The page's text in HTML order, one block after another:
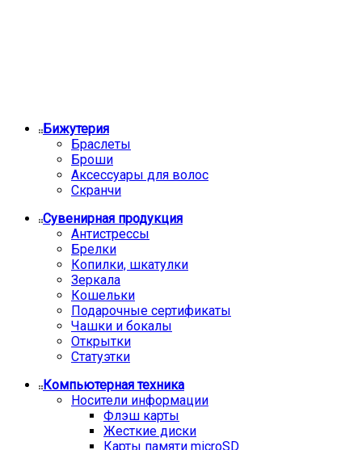
Бижутерия
Браслеты
Броши
Аксессуары для волос
Скранчи
Сувенирная продукция
Антистрессы
Брелки
Копилки, шкатулки
Зеркала
Кошельки
Подарочные сертификаты
Чашки и бокалы
Открытки
Статуэтки
Компьютерная техника
Носители информации
Флэш карты
Жесткие диски
Карты памяти microSD